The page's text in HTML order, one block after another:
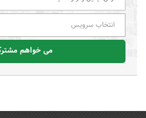
انتخاب سرویس
می خواهم